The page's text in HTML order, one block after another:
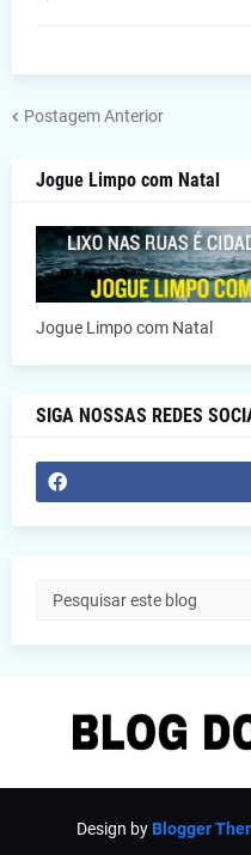
Postagem Anterior
Jogue Limpo com Natal
Jogue Limpo com Natal
SIGA NOSSAS REDES
Design byBlogger